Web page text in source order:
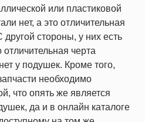
или пластиковой
нет, а это отличительная
другой стороны, у них есть
черта
у подушек. Кроме того,
необходимо
что опять же является
да и в онлайн каталоге